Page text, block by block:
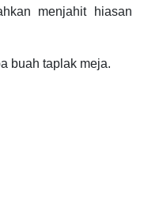
menjahit hiasan
buah taplak meja.